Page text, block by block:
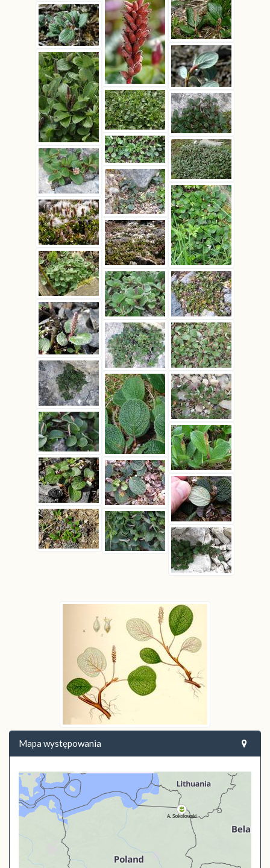
Mapa występowania